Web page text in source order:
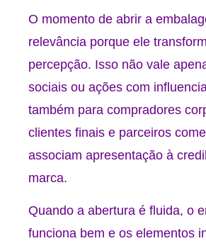
O momento de abrir a
relevância porque ele
percepção. Isso não vale
sociais ou ações com
também para compradores
clientes finais e parceiros
associam apresentação à
marca.
Quando a abertura é fluida, o
funciona bem e os elementos